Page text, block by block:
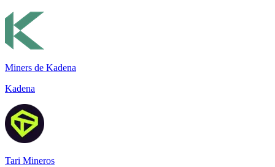
Miners de Kadena
Kadena
Tari Mineros